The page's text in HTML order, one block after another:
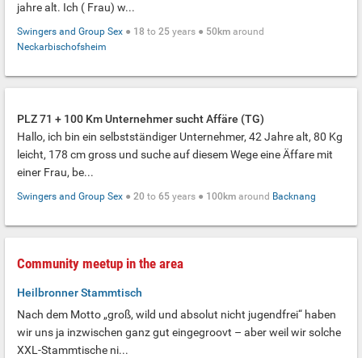
jahre alt. Ich ( Frau) w...
Swingers and Group Sex ● 18 to 25 years ● 50km around
Neckarbischofsheim
PLZ 71 + 100 Km Unternehmer sucht Affäre (TG)
Hallo, ich bin ein selbstständiger Unternehmer, 42 Jahre alt, 80 Kg
leicht, 178 cm gross und suche auf diesem Wege eine Äffare mit
einer Frau, be...
Swingers and Group Sex ● 20 to 65 years ● 100km around Backnang
Community meetup in the area
Heilbronner Stammtisch
Nach dem Motto „groß, wild und absolut nicht jugendfrei“ haben
wir uns ja inzwischen ganz gut eingegroovt – aber weil wir solche
XXL-Stammtische ni...